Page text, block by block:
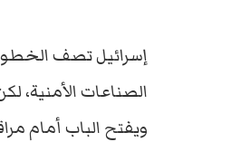
إسرائيل تصف
الصناعات الأمنية،
ويفتح الباب أمام